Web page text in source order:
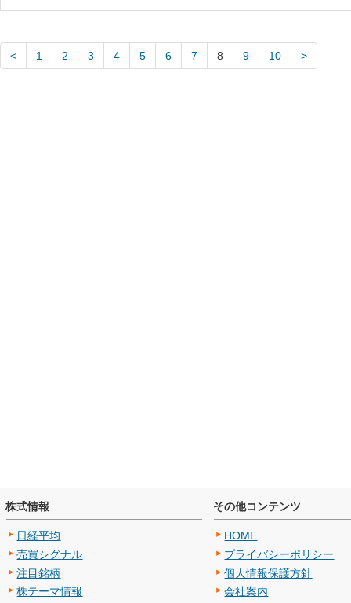
1 2 3 4 5 6 7 8 9 10
株式情報
日経平均
売買シグナル
注目銘柄
株テーマ情報
その他コンテンツ
HOME
プライバシーポリシー
個人情報保護方針
会社案内